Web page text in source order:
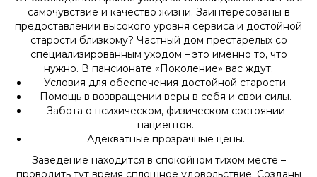
самочувствие и качество жизни. Заинтересованы в
предоставлении высокого уровня сервиса и достойной
старости близкому? Частный дом престарелых со
специализированным уходом – это именно то, что
нужно. В пансионате «Поколение» вас ждут:
Условия для обеспечения достойной старости.
Помощь в возвращении веры в себя и свои силы.
Забота о психическом, физическом состоянии
пациентов.
Адекватные прозрачные цены.
Заведение находится в спокойном тихом месте –
проводить тут время сплошное удовольствие. Созданы